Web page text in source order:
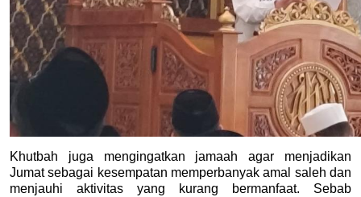
Khutbah juga mengingatkan jamaah agar menjadikan
Jumat sebagai kesempatan memperbanyak amal saleh dan
menjauhi aktivitas yang kurang bermanfaat. Sebab